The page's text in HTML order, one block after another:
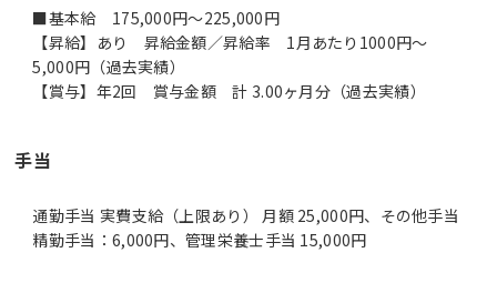
■基本給 175,000円～225,000円
【昇給】あり 昇給金額／昇給率 1月あたり1000円～
5,000円（過去実績）
手当
通勤手当 実費支給（上限あり） 月額 25,000円、その他手当
精勤手当：6,000円、管理栄養士手当 15,000円